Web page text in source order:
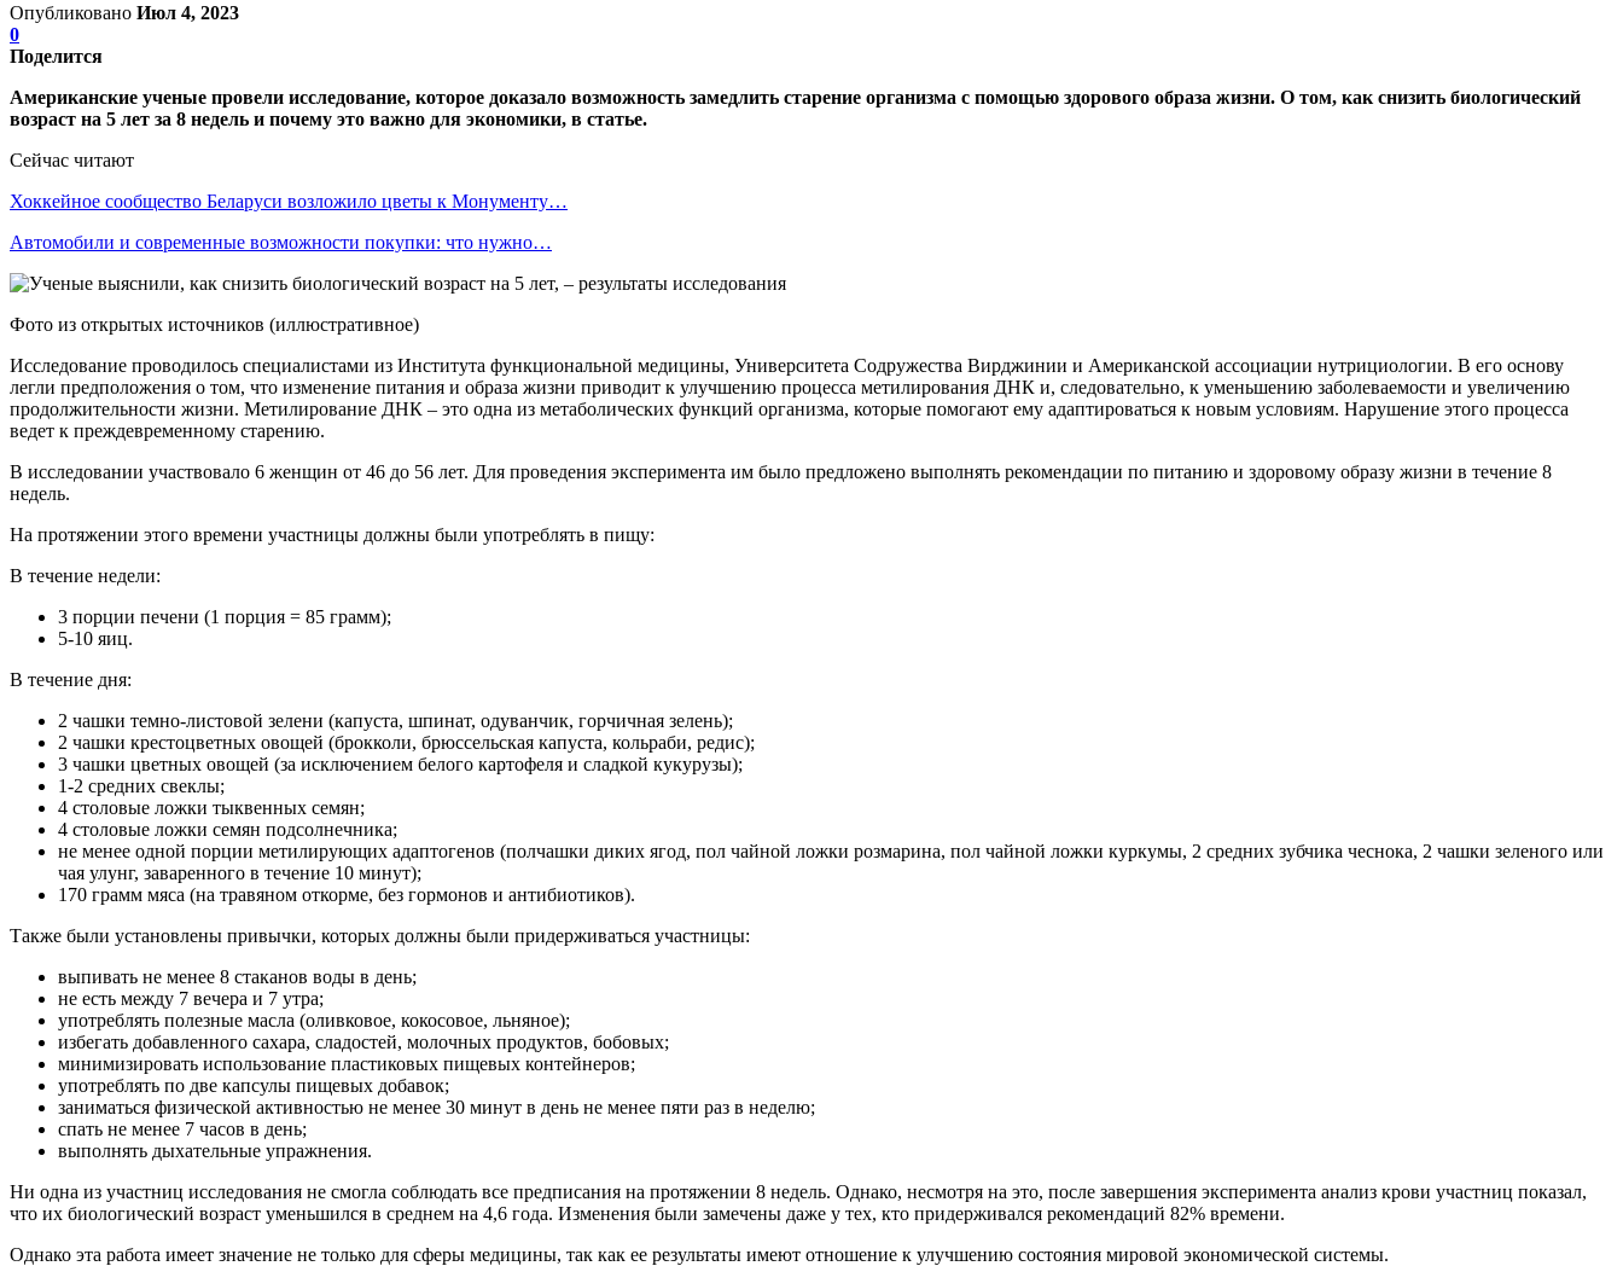
Опубликовано Июл 4, 2023
0
Поделится
Американские ученые провели исследование, которое доказало возможность замедлить старение организма с помощью здорового образа жизни. О том, как снизить биологический
возраст на 5 лет за 8 недель и почему это важно для экономики, в статье.
Сейчас читают
Хоккейное сообщество Беларуси возложило цветы к Монументу…
Автомобили и современные возможности покупки: что нужно…
Фото из открытых источников (иллюстративное)
Исследование проводилось специалистами из Института функциональной медицины, Университета Содружества Вирджинии и Американской ассоциации нутрициологии. В его основу
легли предположения о том, что изменение питания и образа жизни приводит к улучшению процесса метилирования ДНК и, следовательно, к уменьшению заболеваемости и увеличению
продолжительности жизни. Метилирование ДНК – это одна из метаболических функций организма, которые помогают ему адаптироваться к новым условиям. Нарушение этого процесса
ведет к преждевременному старению.
В исследовании участвовало 6 женщин от 46 до 56 лет. Для проведения эксперимента им было предложено выполнять рекомендации по питанию и здоровому образу жизни в течение 8
недель.
На протяжении этого времени участницы должны были употреблять в пищу:
В течение недели:
3 порции печени (1 порция = 85 грамм);
5-10 яиц.
В течение дня:
2 чашки темно-листовой зелени (капуста, шпинат, одуванчик, горчичная зелень);
2 чашки крестоцветных овощей (брокколи, брюссельская капуста, кольраби, редис);
3 чашки цветных овощей (за исключением белого картофеля и сладкой кукурузы);
1-2 средних свеклы;
4 столовые ложки тыквенных семян;
4 столовые ложки семян подсолнечника;
не менее одной порции метилирующих адаптогенов (полчашки диких ягод, пол чайной ложки розмарина, пол чайной ложки куркумы, 2 средних зубчика чеснока, 2 чашки зеленого или
чая улунг, заваренного в течение 10 минут);
170 грамм мяса (на травяном откорме, без гормонов и антибиотиков).
Также были установлены привычки, которых должны были придерживаться участницы:
выпивать не менее 8 стаканов воды в день;
не есть между 7 вечера и 7 утра;
употреблять полезные масла (оливковое, кокосовое, льняное);
избегать добавленного сахара, сладостей, молочных продуктов, бобовых;
минимизировать использование пластиковых пищевых контейнеров;
употреблять по две капсулы пищевых добавок;
заниматься физической активностью не менее 30 минут в день не менее пяти раз в неделю;
спать не менее 7 часов в день;
выполнять дыхательные упражнения.
Ни одна из участниц исследования не смогла соблюдать все предписания на протяжении 8 недель. Однако, несмотря на это, после завершения эксперимента анализ крови участниц показал,
что их биологический возраст уменьшился в среднем на 4,6 года. Изменения были замечены даже у тех, кто придерживался рекомендаций 82% времени.
Однако эта работа имеет значение не только для сферы медицины, так как ее результаты имеют отношение к улучшению состояния мировой экономической системы.